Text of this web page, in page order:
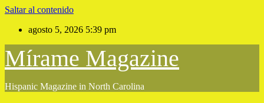
Saltar al contenido
agosto 5, 2026 5:39 pm
Mírame Magazine
Hispanic Magazine in North Carolina